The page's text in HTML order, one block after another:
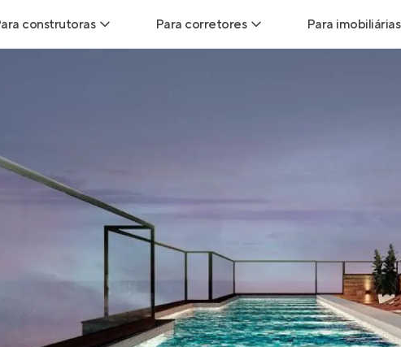
construtoras
Geração de Vendas
Maiores Construtoras
Parcerias Imobiliárias
Anunciar Imóveis
Para corretores
Hub de Corretores
Perfil Verificado
Anunciar imóveis
Para imobiliárias